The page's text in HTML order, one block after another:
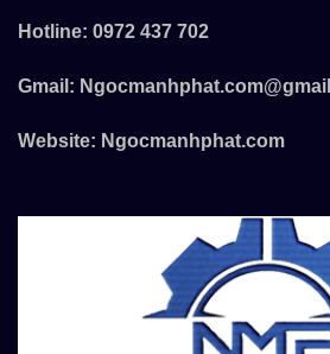
Hotline: 0972 437 702
Gmail:
Website: Ngocmanhphat.com